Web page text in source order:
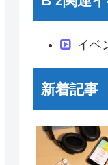
イベ
新着記事